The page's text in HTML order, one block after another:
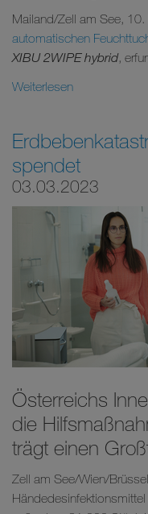
Mailand/Zell am See,
automatischen
XIBU 2WIPE hybrid,
Weiterlesen
spendet
03.03.2023
Österreichs
die
trägt einen
Zell am See/Wien/